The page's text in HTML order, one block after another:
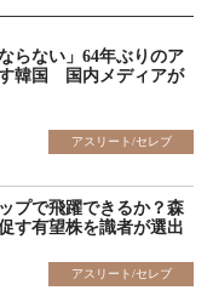
らない」64年ぶりのア
韓国 国内メディアが
アスリート/セレブ
プで飛躍できるか？森
す有望株を識者が選出
アスリート/セレブ